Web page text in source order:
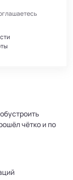
чётко и по